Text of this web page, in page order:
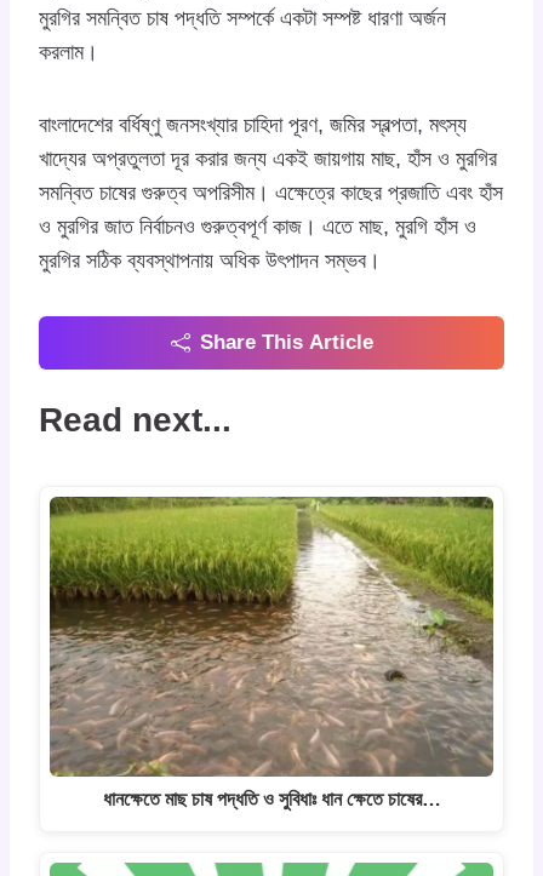
মুরগির সমন্বিত চাষ পদ্ধতি সম্পর্কে একটা সম্পষ্ট ধারণা অর্জন
করলাম।
বাংলাদেশের বর্ধিষ্ণু জনসংখ্যার চাহিদা পূরণ, জমির স্বল্পতা, মৎস্য
খাদ্যের অপ্রতুলতা দূর করার জন্য একই জায়গায় মাছ, হাঁস ও মুরগির
সমন্বিত চাষের গুরুত্ব অপরিসীম। এক্ষেত্রে কাছের প্রজাতি এবং হাঁস
ও মুরগির জাত নির্বাচনও গুরুত্বপূর্ণ কাজ। এতে মাছ, মুরগি হাঁস ও
মুরগির সঠিক ব্যবস্থাপনায় অধিক উৎপাদন সম্ভব।
Share This Article
Read next...
ধানক্ষেতে মাছ চাষ পদ্ধতি ও সুবিধাঃ ধান ক্ষেতে চাষের…